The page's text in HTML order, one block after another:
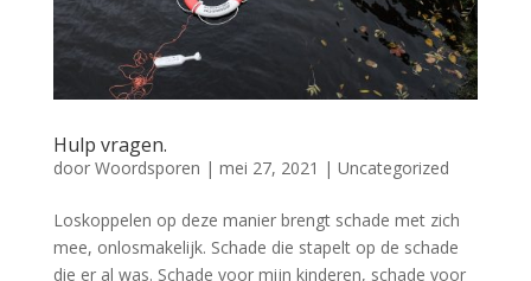
Hulp vragen.
door Woordsporen | mei 27, 2021 | Uncategorized
Loskoppelen op deze manier brengt schade met zich
mee, onlosmakelijk. Schade die stapelt op de schade
die er al was. Schade voor mijn kinderen, schade voor